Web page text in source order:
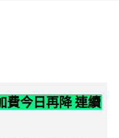
費今日再降 連續